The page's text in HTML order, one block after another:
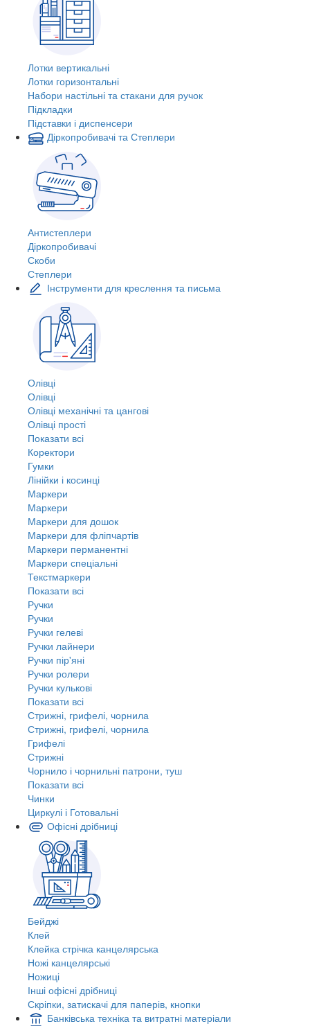
Лотки вертикальні
Лотки горизонтальні
Набори настільні та стакани для ручок
Підкладки
Підставки і диспенсери
Діркопробивачі та Степлери
Антистеплери
Діркопробивачі
Скоби
Степлери
Інструменти для креслення та письма
Олівці
Олівці
Олівці механічні та цангові
Олівці прості
Показати всі
Коректори
Гумки
Лінійки і косинці
Маркери
Маркери
Маркери для дошок
Маркери для фліпчартів
Маркери перманентні
Маркери спеціальні
Текстмаркери
Показати всі
Ручки
Ручки
Ручки гелеві
Ручки лайнери
Ручки пір'яні
Ручки ролери
Ручки кулькові
Показати всі
Стрижні, грифелі, чорнила
Стрижні, грифелі, чорнила
Грифелі
Стрижні
Чорнило і чорнильні патрони, туш
Показати всі
Чинки
Циркулі і Готовальні
Офісні дрібниці
Бейджі
Клей
Клейка стрічка канцелярська
Ножі канцелярські
Ножиці
Інші офісні дрібниці
Скріпки, затискачі для паперів, кнопки
Банківська техніка та витратні матеріали